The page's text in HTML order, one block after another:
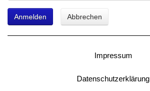
Anmelden Abbrechen
Impressum
Datenschutzerklärung